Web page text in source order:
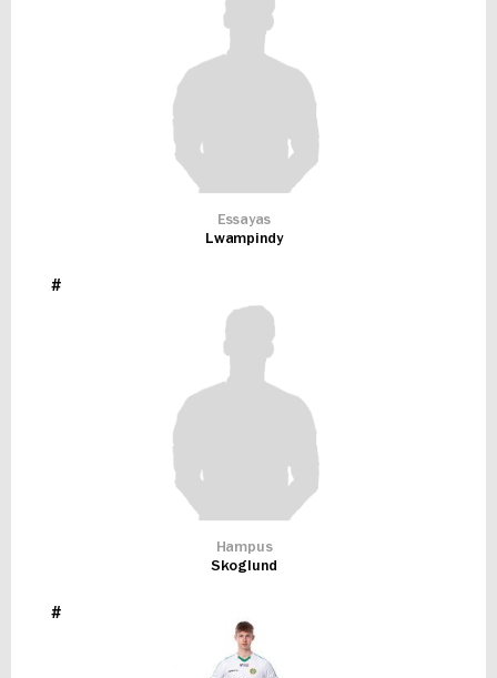
Essayas
Lwampindy
#
Hampus
Skoglund
#